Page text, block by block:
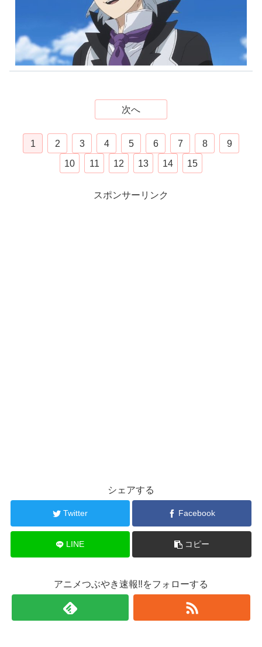
次へ
1 2 3 4 5 6 7 8
9
10
11 12 13 14 15
スポンサーリンク
シェアする
Twitter Facebook
LINE コピー
アニメつぶやき速報‼をフォローする